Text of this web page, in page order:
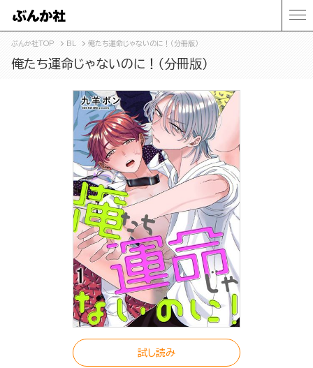
ぶんか社TOP BL 俺たち運命じゃないのに！（分冊版）
俺たち運命じゃないのに！（分冊版）
試し読み